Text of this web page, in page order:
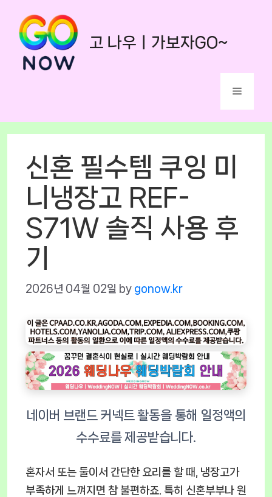
content
고 나우ㅣ가보자GO~
Menu
신혼 필수템 쿠잉 미
니냉장고 REF-
S71W 솔직 사용 후
기
2026년 04월 02일 by gonow.kr
혼자서 또는 둘이서 간단한 요리를 할 때, 냉장고가
부족하게 느껴지면 참 불편하죠. 특히 신혼부부나 원